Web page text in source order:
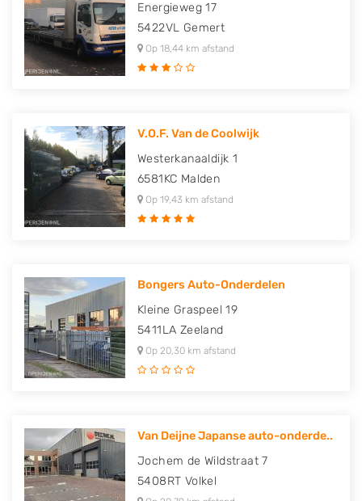
Energieweg 17
5422VL Gemert
Op 18,44 km afstand
V.O.F. Van de Coolwijk
Westerkanaaldijk 1
6581KC Malden
Op 19,43 km afstand
Bongers Auto-Onderdelen
Kleine Graspeel 19
5411LA Zeeland
Op 20,30 km afstand
Van Deijne Japanse auto-onderde..
Jochem de Wildstraat 7
5408RT Volkel